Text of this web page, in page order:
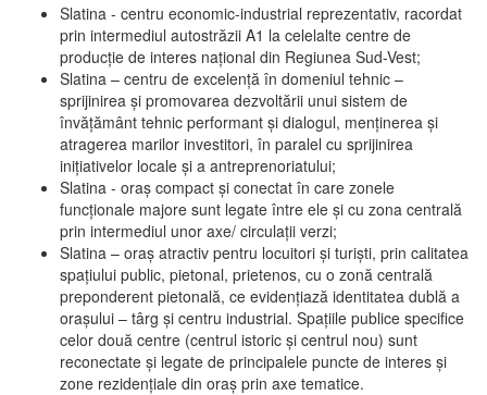
Slatina - centru economic-industrial reprezentativ, racordat
prin intermediul autostrăzii A1 la celelalte centre de
producţie de interes naţional din Regiunea Sud-Vest;
Slatina – centru de excelenţă în domeniul tehnic –
sprijinirea şi promovarea dezvoltării unui sistem de
învăţământ tehnic performant şi dialogul, menţinerea şi
atragerea marilor investitori, în paralel cu sprijinirea
iniţiativelor locale şi a antreprenoriatului;
Slatina - oraş compact şi conectat în care zonele
funcţionale majore sunt legate între ele şi cu zona centrală
prin intermediul unor axe/ circulații verzi;
Slatina – oraş atractiv pentru locuitori şi turişti, prin calitatea
spaţiului public, pietonal, prietenos, cu o zonă centrală
preponderent pietonală, ce evidenţiază identitatea dublă a
oraşului – târg şi centru industrial. Spaţiile publice specifice
celor două centre (centrul istoric şi centrul nou) sunt
reconectate şi legate de principalele puncte de interes şi
zone rezidenţiale din oraş prin axe tematice.